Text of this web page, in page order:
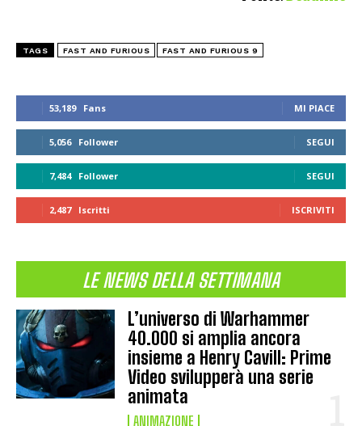
53,189 Fans MI PIACE
5,056 Follower SEGUI
7,484 Follower SEGUI
2,487 Iscritti ISCRIVITI
LE NEWS DELLA SETTIMANA
L’universo di Warhammer
40.000 si amplia ancora
insieme a Henry Cavill: Prime
Video svilupperà una serie
animata
ANIMAZIONE
TAGS FAST AND FURIOUS FAST AND FURIOUS 9